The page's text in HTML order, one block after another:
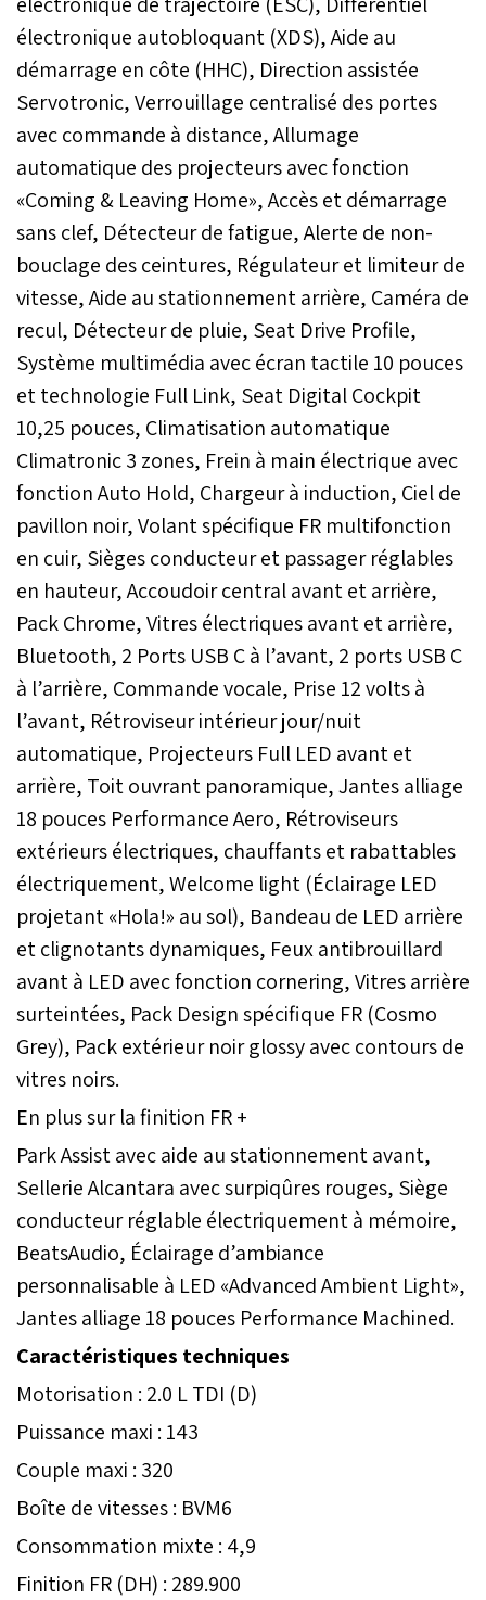
électronique autobloquant (XDS), Aide au
démarrage en côte (HHC), Direction assistée
Servotronic, Verrouillage centralisé des portes
avec commande à distance, Allumage
automatique des projecteurs avec fonction
«Coming & Leaving Home», Accès et démarrage
sans clef, Détecteur de fatigue, Alerte de non-
bouclage des ceintures, Régulateur et limiteur de
vitesse, Aide au stationnement arrière, Caméra de
recul, Détecteur de pluie, Seat Drive Profile,
Système multimédia avec écran tactile 10 pouces
et technologie Full Link, Seat Digital Cockpit
10,25 pouces, Climatisation automatique
Climatronic 3 zones, Frein à main électrique avec
fonction Auto Hold, Chargeur à induction, Ciel de
pavillon noir, Volant spécifique FR multifonction
en cuir, Sièges conducteur et passager réglables
en hauteur, Accoudoir central avant et arrière,
Pack Chrome, Vitres électriques avant et arrière,
Bluetooth, 2 Ports USB C à l’avant, 2 ports USB C
à l’arrière, Commande vocale, Prise 12 volts à
l’avant, Rétroviseur intérieur jour/nuit
automatique, Projecteurs Full LED avant et
arrière, Toit ouvrant panoramique, Jantes alliage
18 pouces Performance Aero, Rétroviseurs
extérieurs électriques, chauffants et rabattables
électriquement, Welcome light (Éclairage LED
projetant «Hola!» au sol), Bandeau de LED arrière
et clignotants dynamiques, Feux antibrouillard
avant à LED avec fonction cornering, Vitres arrière
surteintées, Pack Design spécifique FR (Cosmo
Grey), Pack extérieur noir glossy avec contours de
vitres noirs.
En plus sur la finition FR +
Park Assist avec aide au stationnement avant,
Sellerie Alcantara avec surpiqûres rouges, Siège
conducteur réglable électriquement à mémoire,
BeatsAudio, Éclairage d’ambiance
personnalisable à LED «Advanced Ambient Light»,
Jantes alliage 18 pouces Performance Machined.
Caractéristiques techniques
Motorisation : 2.0 L TDI (D)
Puissance maxi : 143
Couple maxi : 320
Boîte de vitesses : BVM6
Consommation mixte : 4,9
Finition FR (DH) : 289.900